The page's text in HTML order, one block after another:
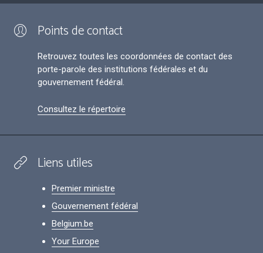
Points de contact
Retrouvez toutes les coordonnées de contact des
porte-parole des institutions fédérales et du
gouvernement fédéral.
Consultez le répertoire
Liens utiles
Premier ministre
Gouvernement fédéral
Belgium.be
Your Europe